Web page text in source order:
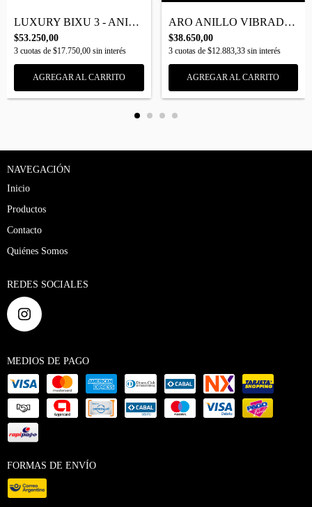
LUXURY BIXU 3 - ANILLO ESTIMULADOR DE CL...
$53.250,00
3 cuotas de $17.750,00 sin interés
AGREGAR AL CARRITO
ARO ANILLO VIBRADOR
$38.650,00
3cuotas de $12.883,33sin interés
AGREGAR AL CARRITO
NAVEGACIÓN
Inicio
Productos
Contacto
Quiénes Somos
REDES SOCIALES
MEDIOS DE PAGO
FORMAS DE ENVÍO